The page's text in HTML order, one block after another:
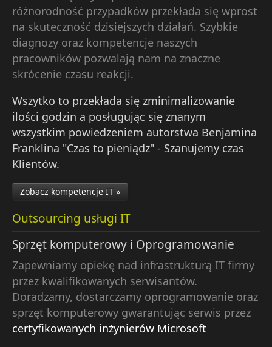
różnorodność przypadków przekłada się wprost
na skuteczność dzisiejszych działań. Szybkie
diagnozy oraz kompetencje naszych
pracowników pozwalają nam na znaczne
skrócenie czasu reakcji.
Wszytko to przekłada się zminimalizowanie
ilości godzin a posługując się znanym
wszystkim powiedzeniem autorstwa Benjamina
Franklina "Czas to pieniądz" - Szanujemy czas
Klientów.
Zobacz kompetencje IT »
Outsourcing usługi IT
Sprzęt komputerowy i Oprogramowanie
Zapewniamy opiekę nad infrastrukturą IT firmy
przez kwalifikowanych serwisantów.
Doradzamy, dostarczamy oprogramowanie oraz
sprzęt komputerowy gwarantując serwis przez
certyfikowanych inżynierów Microsoft